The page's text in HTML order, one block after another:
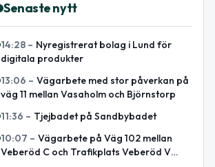
Senaste nytt
14:28 – Nyregistrerat bolag i Lund för
digitala produkter
13:06 – Vägarbete med stor påverkan på
väg 11 mellan Vasaholm och Björnstorp
11:36 – Tjejbadet på Sandbybadet
10:07 – Vägarbete på Väg 102 mellan
Veberöd C och Trafikplats Veberöd V